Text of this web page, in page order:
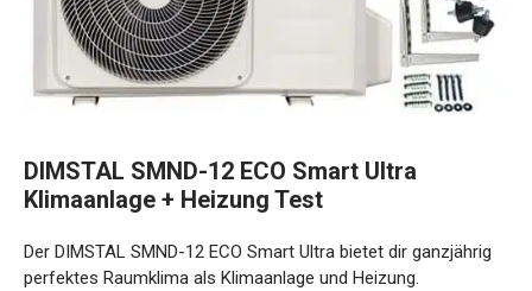
DIMSTAL SMND-12 ECO Smart Ultra
Klimaanlage + Heizung Test
Der DIMSTAL SMND-12 ECO Smart Ultra bietet dir ganzjährig
perfektes Raumklima als Klimaanlage und Heizung.